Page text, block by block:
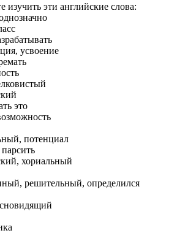
изучить эти английские слова:
усвоение
это
потенциал
хориальный
решительный, определился